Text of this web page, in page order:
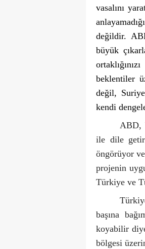
vasalını
değildir.
büyük
beklentiler
değil,
kendi
ABD,
ile dile
öngörüyor
projenin
Türkiye ve
başına
koyabilir
bölgesi